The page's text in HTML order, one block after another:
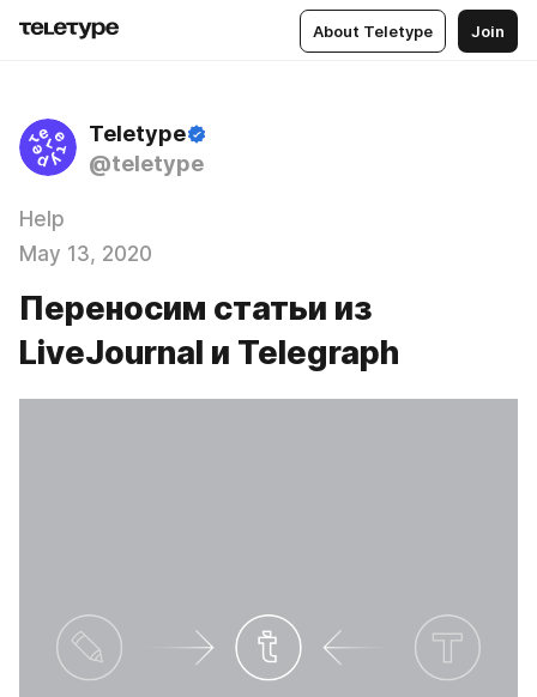
About Teletype Join
Teletype
@teletype
Help
May 13, 2020
Переносим статьи из
LiveJournal и Telegraph